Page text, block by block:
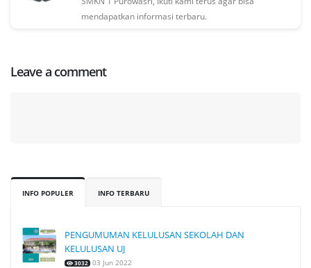
mendapatkan informasi terbaru.
Leave a comment
INFO POPULER INFO TERBARU
PENGUMUMAN KELULUSAN SEKOLAH DAN
KELULUSAN UJ
3032 03 Jun 2022